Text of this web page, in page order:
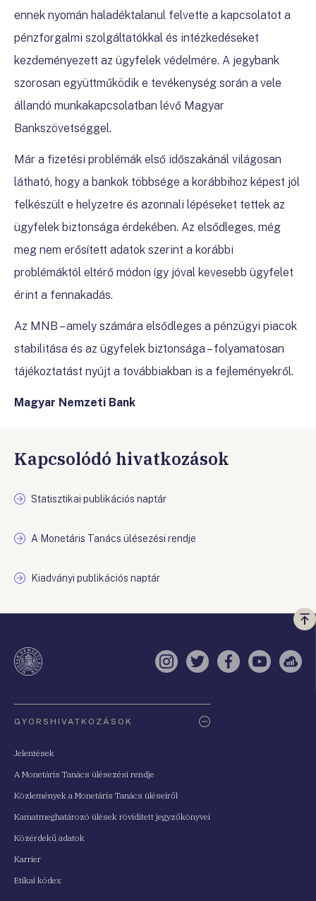
ennek nyomán haladéktalanul felvette a kapcsolatot a
pénzforgalmi szolgáltatókkal és intézkedéseket
kezdeményezett az ügyfelek védelmére. A jegybank
szorosan együttműködik e tevékenység során a vele
állandó munkakapcsolatban lévő Magyar
Bankszövetséggel.
Már a fizetési problémák első időszakánál világosan
látható, hogy a bankok többsége a korábbihoz képest jól
felkészült e helyzetre és azonnali lépéseket tettek az
ügyfelek biztonsága érdekében. Az elsődleges, még
meg nem erősített adatok szerint a korábbi
problémáktól eltérő módon így jóval kevesebb ügyfelet
érint a fennakadás.
Az MNB – amely számára elsődleges a pénzügyi piacok
stabilitása és az ügyfelek biztonsága – folyamatosan
tájékoztatást nyújt a továbbiakban is a fejleményekről.
Magyar Nemzeti Bank
Kapcsolódó hivatkozások
Statisztikai publikációs naptár
A Monetáris Tanács ülésezési rendje
Kiadványi publikációs naptár
a
Instagram
TwitterFacebook
YouTube
GYORSHIVATKOZÁSOK
Jelentések
A Monetáris Tanács ülésezési rendje
Közlemények a Monetáris Tanács üléseiről
Kamatmeghatározó ülések rövidített jegyzőkönyvei
Közérdekű adatok
Karrier
Etikai kódex